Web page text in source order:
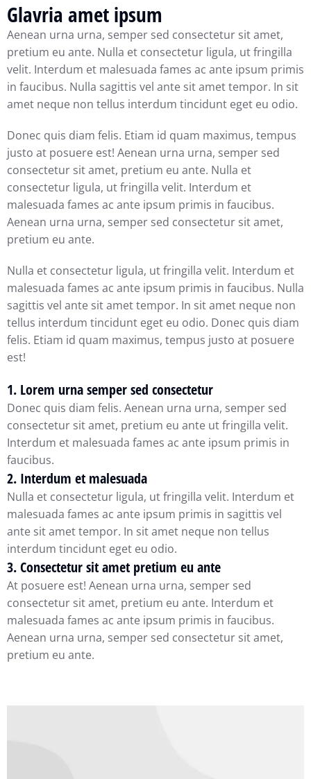
Glavria amet ipsum
Aenean urna urna, semper sed consectetur sit amet,
pretium eu ante. Nulla et consectetur ligula, ut fringilla
velit. Interdum et malesuada fames ac ante ipsum primis
in faucibus. Nulla sagittis vel ante sit amet tempor. In sit
amet neque non tellus interdum tincidunt eget eu odio.
Donec quis diam felis. Etiam id quam maximus, tempus
justo at posuere est! Aenean urna urna, semper sed
consectetur sit amet, pretium eu ante. Nulla et
consectetur ligula, ut fringilla velit. Interdum et
malesuada fames ac ante ipsum primis in faucibus.
Aenean urna urna, semper sed consectetur sit amet,
pretium eu ante.
Nulla et consectetur ligula, ut fringilla velit. Interdum et
malesuada fames ac ante ipsum primis in faucibus. Nulla
sagittis vel ante sit amet tempor. In sit amet neque non
tellus interdum tincidunt eget eu odio. Donec quis diam
felis. Etiam id quam maximus, tempus justo at posuere
est!
1. Lorem urna semper sed consectetur
Donec quis diam felis. Aenean urna urna, semper sed
consectetur sit amet, pretium eu ante ut fringilla velit.
Interdum et malesuada fames ac ante ipsum primis in
faucibus.
2. Interdum et malesuada
Nulla et consectetur ligula, ut fringilla velit. Interdum et
malesuada fames ac ante ipsum primis in sagittis vel
ante sit amet tempor. In sit amet neque non tellus
interdum tincidunt eget eu odio.
3. Consectetur sit amet pretium eu ante
At posuere est! Aenean urna urna, semper sed
consectetur sit amet, pretium eu ante. Interdum et
malesuada fames ac ante ipsum primis in faucibus.
Aenean urna urna, semper sed consectetur sit amet,
pretium eu ante.